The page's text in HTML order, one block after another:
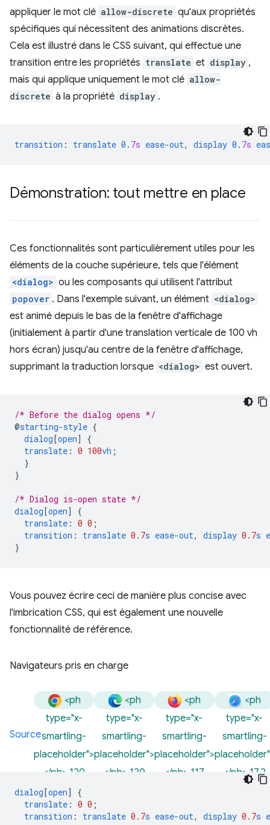
appliquer le mot clé allow-discrete qu'aux propriétés
spécifiques qui nécessitent des animations discrètes.
Cela est illustré dans le CSS suivant, qui effectue une
transition entre les propriétés translate et display ,
mais qui applique uniquement le mot clé allow-
discrete à la propriété display .
transition : translate 0 . 7s ease-out, display 0 . 7s
Démonstration: tout mettre en place
Ces fonctionnalités sont particulièrement utiles pour les
éléments de la couche supérieure, tels que l'élément
<dialog> ou les composants qui utilisent l'attribut
popover . Dans l'exemple suivant, un élément <dialog>
est animé depuis le bas de la fenêtre d'affichage
(initialement à partir d'une translation verticale de 100 vh
hors écran) jusqu'au centre de la fenêtre d'affichage,
supprimant la traduction lorsque <dialog> est ouvert.
/* Before the dialog opens */
@starting-style {
dialog[open]
{
translate : 0 100vh ;
}
}
/* Dialog is-open state */
dialog[open]
{
translate : 0 0 ;
transition : translate 0.7s ease-out, display 0.7s
}
Vous pouvez écrire ceci de manière plus concise avec
l'imbrication CSS, qui est également une nouvelle
fonctionnalité de référence.
Navigateurs pris en charge
<ph
type="x-
smartling-
placeholder">
</ph> 120
<ph
type="x-
smartling-
placeholder">
</ph> 120
<ph
type="x-
smartling-
placeholder">
</ph> 117
<ph
type="x-
smartling-
</ph> 17,2
Source
dialog [open]
{
translate : 0 0 ;
transition : translate 0.7s ease-out, display 0.7s